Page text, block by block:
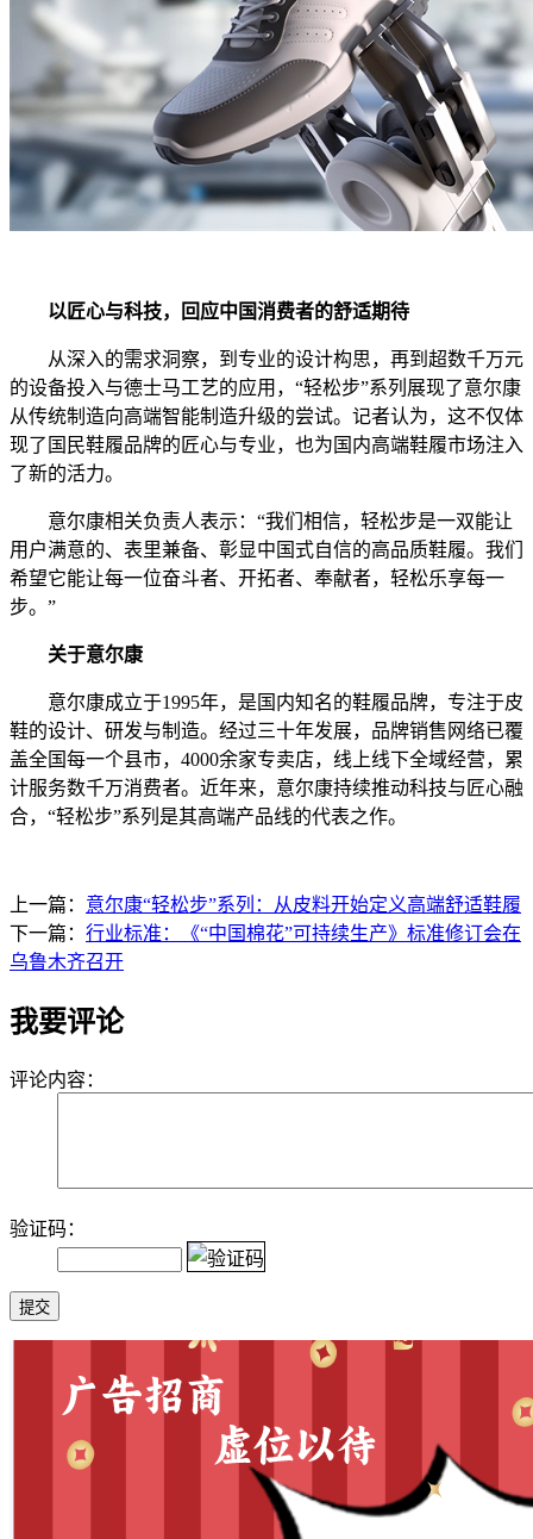
以匠心与科技，回应中国消费者的舒适期待
从深入的需求洞察，到专业的设计构思，再到超数千万元
的设备投入与德士马工艺的应用，“轻松步”系列展现了意尔康
从传统制造向高端智能制造升级的尝试。记者认为，这不仅体
现了国民鞋履品牌的匠心与专业，也为国内高端鞋履市场注入
了新的活力。
意尔康相关负责人表示：“我们相信，轻松步是一双能让
用户满意的、表里兼备、彰显中国式自信的高品质鞋履。我们
希望它能让每一位奋斗者、开拓者、奉献者，轻松乐享每一
步。”
关于意尔康
意尔康成立于1995年，是国内知名的鞋履品牌，专注于皮
鞋的设计、研发与制造。经过三十年发展，品牌销售网络已覆
盖全国每一个县市，4000余家专卖店，线上线下全域经营，累
计服务数千万消费者。近年来，意尔康持续推动科技与匠心融
合，“轻松步”系列是其高端产品线的代表之作。
上一篇： 意尔康“轻松步”系列：从皮料开始定义高端舒适鞋履
下一篇： 行业标准：《“中国棉花”可持续生产》标准修订会在
乌鲁木齐召开
我要评论
评论内容：
验证码：